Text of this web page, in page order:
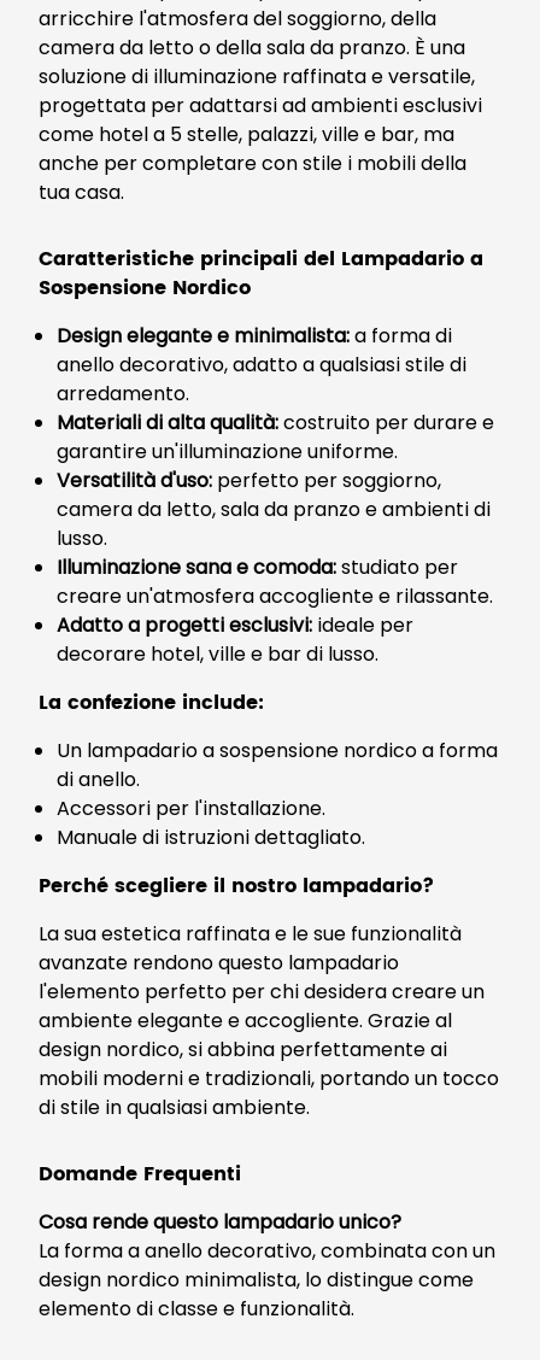
arricchire l'atmosfera del soggiorno, della
camera da letto o della sala da pranzo. È una
soluzione di illuminazione raffinata e versatile,
progettata per adattarsi ad ambienti esclusivi
come hotel a 5 stelle, palazzi, ville e bar, ma
anche per completare con stile i mobili della
tua casa.
Caratteristiche principali del Lampadario a
Sospensione Nordico
Design elegante e minimalista:a forma di
anello decorativo, adatto a qualsiasi stile di
arredamento.
Materiali di alta qualità:costruito per durare e
garantire un'illuminazione uniforme.
Versatilità d'uso: perfetto per soggiorno,
camera da letto, sala da pranzo e ambienti di
lusso.
Illuminazione sana e comoda:studiato per
creare un'atmosfera accogliente e rilassante.
Adatto a progetti esclusivi: ideale per
decorare hotel, ville e bar di lusso.
La confezione include:
Un lampadario a sospensione nordico a forma
di anello.
Accessori per l'installazione.
Manuale di istruzioni dettagliato.
Perché scegliere il nostro lampadario?
La sua estetica raffinata e le sue funzionalità
avanzate rendono questo lampadario
l'elemento perfetto per chi desidera creare un
ambiente elegante e accogliente. Grazie al
design nordico, si abbina perfettamente ai
mobili moderni e tradizionali, portando un tocco
di stile in qualsiasi ambiente.
Domande Frequenti
Cosa rende questo lampadario unico?
La forma a anello decorativo, combinata con un
design nordico minimalista, lo distingue come
elemento di classe e funzionalità.